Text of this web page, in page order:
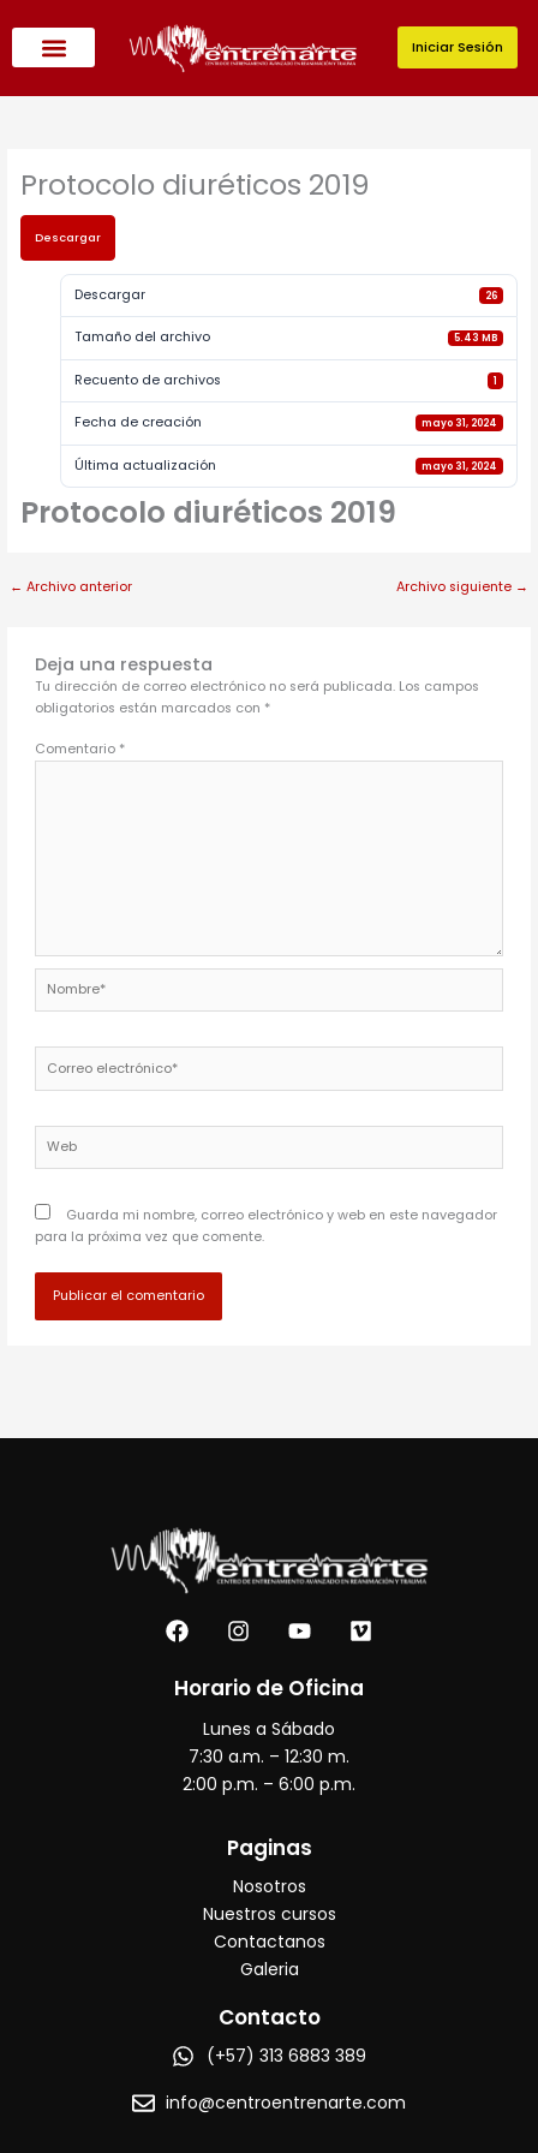
contenido
Iniciar Sesión
Protocolo diuréticos 2019
Descargar
Descargar 26
Tamaño del archivo 5.43 MB
Recuento de archivos 1
Fecha de creación mayo 31, 2024
Última actualización mayo 31, 2024
Protocolo diuréticos 2019
← Archivo anterior Archivo siguiente →
Deja una respuesta
Tu dirección de correo electrónico no será publicada. Los campos
obligatorios están marcados con *
Comentario *
electrónico*
Guarda mi nombre, correo electrónico y web en este navegador
para la próxima vez que comente.
F
a
e
o
k
I
n
t
g
r
a
Y
o
t
b
e
V
i
e
Horario de Oficina
Lunes a Sábado
7:30 a.m. – 12:30 m.
2:00 p.m. – 6:00 p.m.
Paginas
Nosotros
Nuestros cursos
Contactanos
Galeria
Contacto
(+57) 313 6883 389
info@centroentrenarte.com